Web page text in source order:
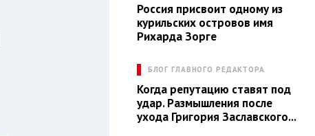
Россия присвоит одному из
курильских островов имя
Рихарда Зорге
БЛОГ ГЛАВНОГО РЕДАКТОРА
Когда репутацию ставят под
удар. Размышления после
ухода Григория Заславского...